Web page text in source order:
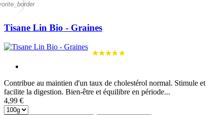
Tisane Lin Bio - Graines
Contribue au maintien d'un taux de cholestérol normal. Stimule et
facilite la digestion. Bien-être et équilibre en période...
4,99 €